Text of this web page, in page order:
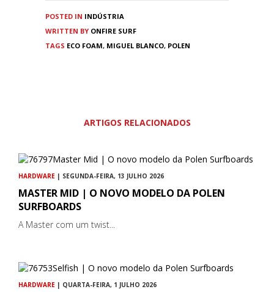
POSTED IN INDÚSTRIA
WRITTEN BY ONFIRE SURF
TAGS ECO FOAM, MIGUEL BLANCO, POLEN
ARTIGOS RELACIONADOS
HARDWARE | SEGUNDA-FEIRA, 13 JULHO 2026
MASTER MID | O NOVO MODELO DA POLEN
SURFBOARDS
A Master com um twist...
HARDWARE | QUARTA-FEIRA, 1 JULHO 2026